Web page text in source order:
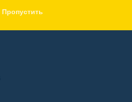
Пропустить